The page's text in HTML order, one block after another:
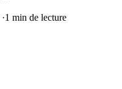
·1 min de lecture